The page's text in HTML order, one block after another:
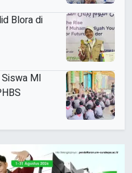
Blora di
MI